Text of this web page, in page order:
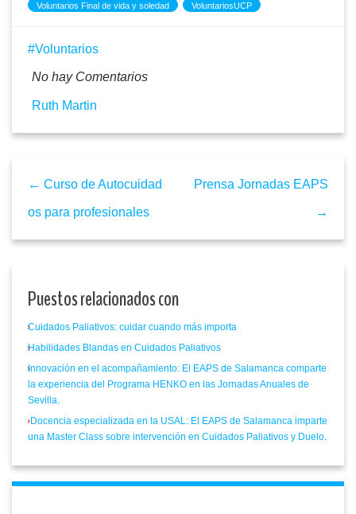
Voluntarios Final de vida y soledad VoluntariosUCP
Voluntarios
No hay Comentarios
Ruth Martin
← Curso de Autocuidad
os para profesionales
Prensa Jornadas EAPS
→
Puestos relacionados con
Cuidados Paliativos: cuidar cuando más importa
Habilidades Blandas en Cuidados Paliativos
Innovación en el acompañamiento: El EAPS de Salamanca comparte
la experiencia del Programa HENKO en las Jornadas Anuales de
Sevilla.
Docencia especializada en la USAL: El EAPS de Salamanca imparte
una Master Class sobre intervención en Cuidados Paliativos y Duelo.